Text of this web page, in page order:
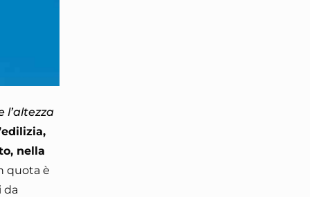
l’altezza
nella
quota è
da